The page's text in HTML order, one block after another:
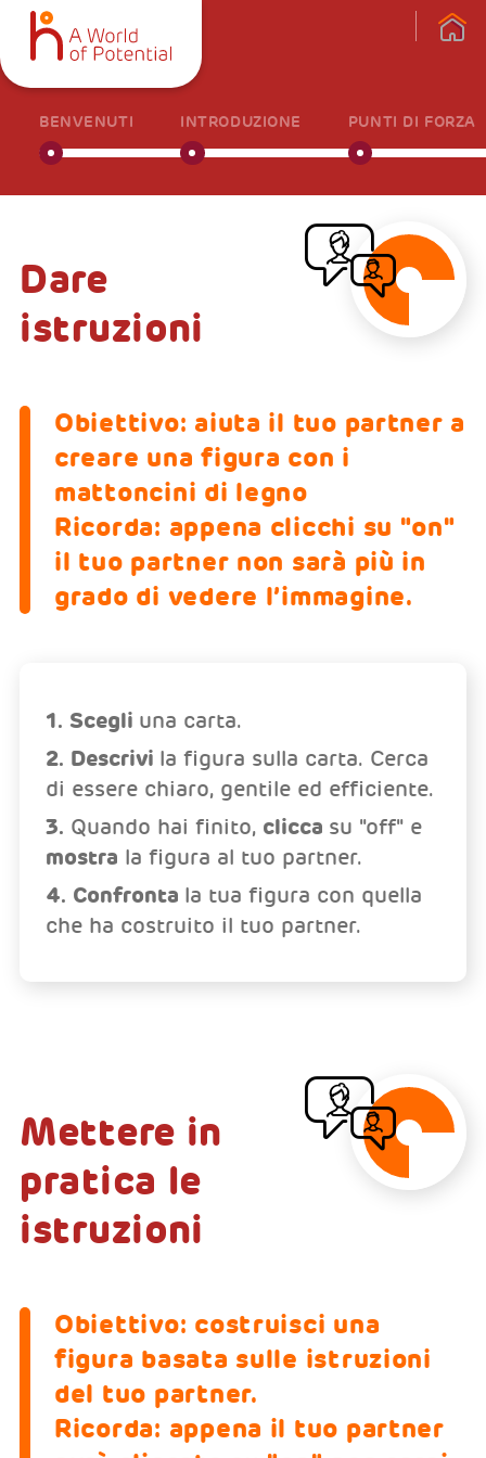
BENVENUTI INTRODUZIONE PUNTI DI FORZA
Dare
istruzioni
Obiettivo: aiuta il tuo partner a
creare una figura con i
mattoncini di legno
Ricorda: appena clicchi su "on"
il tuo partner non sarà più in
grado di vedere l’immagine.
1. Scegli una carta.
2. Descrivi la figura sulla carta. Cerca
di essere chiaro, gentile ed efficiente.
3. Quando hai finito, clicca su "off" e
mostra la figura al tuo partner.
4. Confronta la tua figura con quella
che ha costruito il tuo partner.
Mettere in
pratica le
istruzioni
Obiettivo: costruisci una
figura basata sulle istruzioni
del tuo partner.
Ricorda: appena il tuo partner